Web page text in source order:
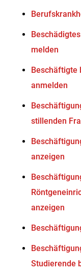
melden
Beschäftigte
anmelden
stillenden
anzeigen
anzeigen
Studierende